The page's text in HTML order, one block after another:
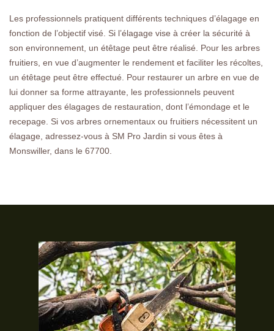
Les professionnels pratiquent différents techniques d’élagage en
fonction de l’objectif visé. Si l’élagage vise à créer la sécurité à
son environnement, un étêtage peut être réalisé. Pour les arbres
fruitiers, en vue d’augmenter le rendement et faciliter les récoltes,
un étêtage peut être effectué. Pour restaurer un arbre en vue de
lui donner sa forme attrayante, les professionnels peuvent
appliquer des élagages de restauration, dont l’émondage et le
recepage. Si vos arbres ornementaux ou fruitiers nécessitent un
élagage, adressez-vous à SM Pro Jardin si vous êtes à
Monswiller, dans le 67700.